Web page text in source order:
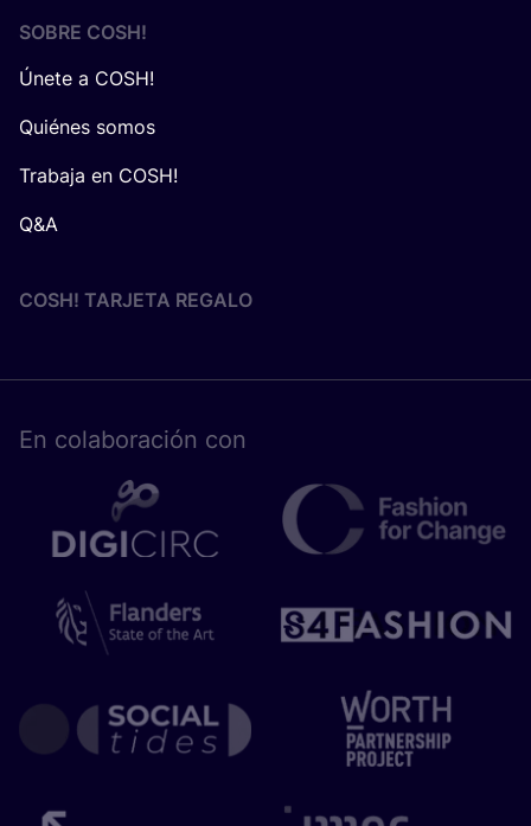
SOBRE COSH!
Únete a COSH!
Quiénes somos
Trabaja en COSH!
Q&A
COSH! TARJETA REGALO
En cola­bo­ra­ción con